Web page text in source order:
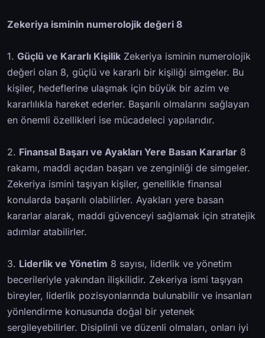
Zekeriya isminin numerolojik değeri 8
1. Güçlü ve Kararlı Kişilik Zekeriya isminin numerolojik
değeri olan 8, güçlü ve kararlı bir kişiliği simgeler. Bu
kişiler, hedeflerine ulaşmak için büyük bir azim ve
kararlılıkla hareket ederler. Başarılı olmalarını sağlayan
en önemli özellikleri ise mücadeleci yapılarıdır.
2. Finansal Başarı ve Ayakları Yere Basan Kararlar 8
rakamı, maddi açıdan başarı ve zenginliği de simgeler.
Zekeriya ismini taşıyan kişiler, genellikle finansal
konularda başarılı olabilirler. Ayakları yere basan
kararlar alarak, maddi güvenceyi sağlamak için stratejik
adımlar atabilirler.
3. Liderlik ve Yönetim 8 sayısı, liderlik ve yönetim
becerileriyle yakından ilişkilidir. Zekeriya ismi taşıyan
bireyler, liderlik pozisyonlarında bulunabilir ve insanları
yönlendirme konusunda doğal bir yetenek
sergileyebilirler. Disiplinli ve düzenli olmaları, onları iyi